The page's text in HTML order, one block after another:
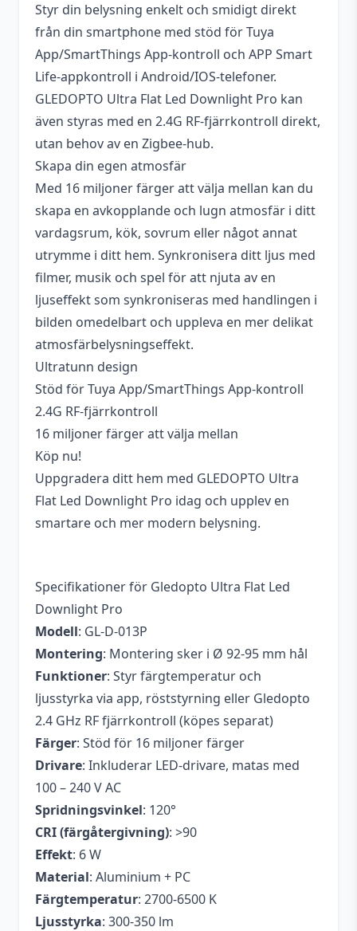
Styr din belysning enkelt och smidigt direkt
från din smartphone med stöd för Tuya
App/SmartThings App-kontroll och APP Smart
Life-appkontroll i Android/IOS-telefoner.
GLEDOPTO Ultra Flat Led Downlight Pro kan
även styras med en 2.4G RF-fjärrkontroll direkt,
utan behov av en Zigbee-hub.
Skapa din egen atmosfär
Med 16 miljoner färger att välja mellan kan du
skapa en avkopplande och lugn atmosfär i ditt
vardagsrum, kök, sovrum eller något annat
utrymme i ditt hem. Synkronisera ditt ljus med
filmer, musik och spel för att njuta av en
ljuseffekt som synkroniseras med handlingen i
bilden omedelbart och uppleva en mer delikat
atmosfärbelysningseffekt.
Ultratunn design
Stöd för Tuya App/SmartThings App-kontroll
2.4G RF-fjärrkontroll
16 miljoner färger att välja mellan
Köp nu!
Uppgradera ditt hem med GLEDOPTO Ultra
Flat Led Downlight Pro idag och upplev en
smartare och mer modern belysning.
Specifikationer för Gledopto Ultra Flat Led
Downlight Pro
Modell: GL-D-013P
Montering: Montering sker i Ø 92-95 mm hål
Funktioner: Styr färgtemperatur och
ljusstyrka via app, röststyrning eller Gledopto
2.4 GHz RF fjärrkontroll (köpes separat)
Färger: Stöd för 16 miljoner färger
Drivare: Inkluderar LED-drivare, matas med
100 – 240 V AC
Spridningsvinkel: 120°
CRI (färgåtergivning): >90
Effekt: 6 W
Material: Aluminium + PC
Färgtemperatur: 2700-6500 K
Ljusstyrka: 300-350 lm